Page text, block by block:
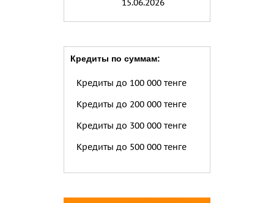
15.06.2026
Кредиты по суммам:
Кредиты до 100 000 тенге
Кредиты до 200 000 тенге
Кредиты до 300 000 тенге
Кредиты до 500 000 тенге